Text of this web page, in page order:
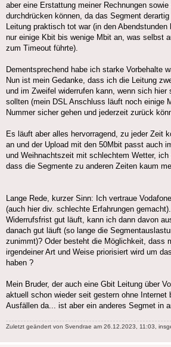
aber eine Erstattung meiner Rechnungen
durchdrücken können, da das Segment
Leitung praktisch tot war (in den
nur einige Kbit bis wenige Mbit an, was selbst
zum Timeout führte).
Dementsprechend habe ich starke Vorbehalte
Nun ist mein Gedanke, dass ich die Leitung
und im Zweifel widerrufen kann, wenn sich hier
sollten (mein DSL Anschluss läuft noch einige
Nummer sicher gehen und jederzeit zurück
Es läuft aber alles hervorragend, zu jeder Zeit
an und der Upload mit den 50Mbit passt auch
und Weihnachtszeit mit schlechtem Wetter, ich
dass die Segmente zu anderen Zeiten kaum
Lange Rede, kurzer Sinn: Ich vertraue
(auch hier div. schlechte Erfahrungen
Widerrufsfrist gut läuft, kann ich dann davon
danach gut läuft (so lange die
zunimmt)? Oder besteht die Möglichkeit, dass
irgendeiner Art und Weise priorisiert wird um
haben ?
Mein Bruder, der auch eine Gbit Leitung über
aktuell schon wieder seit gestern ohne Internet
Ausfällen da... ist aber ein anderes Segmet in
Zuletzt geändert von Svendrae am 26.12.2023, 11:03,